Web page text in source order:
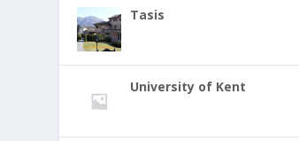
Tasis
University of Kent